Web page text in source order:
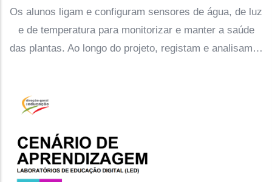
Os alunos ligam e configuram sensores de água, de luz
e de temperatura para monitorizar e manter a saúde
das plantas. Ao longo do projeto, registam e analisam…